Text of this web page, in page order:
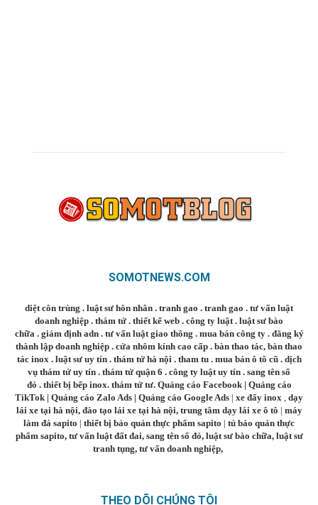
SOMOTNEWS.COM
diệt côn trùng . luật sư hôn nhân . tranh gao . tranh gao . tư vấn luật
doanh nghiệp . thám tử . thiết kế web . công ty luật . luật sư bào
chữa . giám định adn. tư vấn luật giao thông . mua bán công ty. đăng ký
thành lập doanh nghiệp . cửa nhôm kính cao cấp . bàn thao tác, bàn thao
tác inox . luật sư uy tín. thám tử hà nội . tham tu. mua bán ô tô cũ. dịch
vụ thám tử uy tín . thám tử quận 6 . công ty luật uy tín . sang tên sổ
đỏ . thiết bị bếp inox. thám tử tư. Quảng cáo Facebook| Quảng cáo
TikTok | Quảng cáo Zalo Ads | Quảng cáo Google Ads | xe đẩy inox
dạy
lái xe tại hà nội, đào tạo lái xe tại hà nội, trung tâm dạy lái xe ô tô | máy
làm đá sapito | thiết bị bảo quản thực phẩm sapito | tủ bảo quản thực
phẩm sapito, tư vấn luật đất đai, sang tên sổ đỏ, luật sư bào chữa, luật sư
tranh tụng, tư vấn doanh nghiệp,
THEO DÕI CHÚNG TÔI